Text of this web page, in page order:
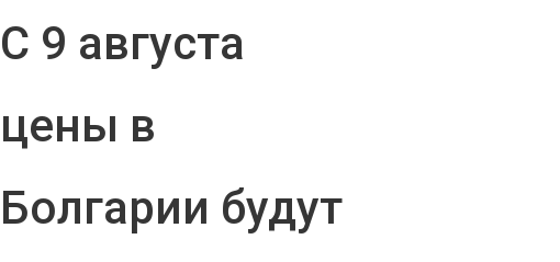
С 9 августа
цены в
Болгарии будут